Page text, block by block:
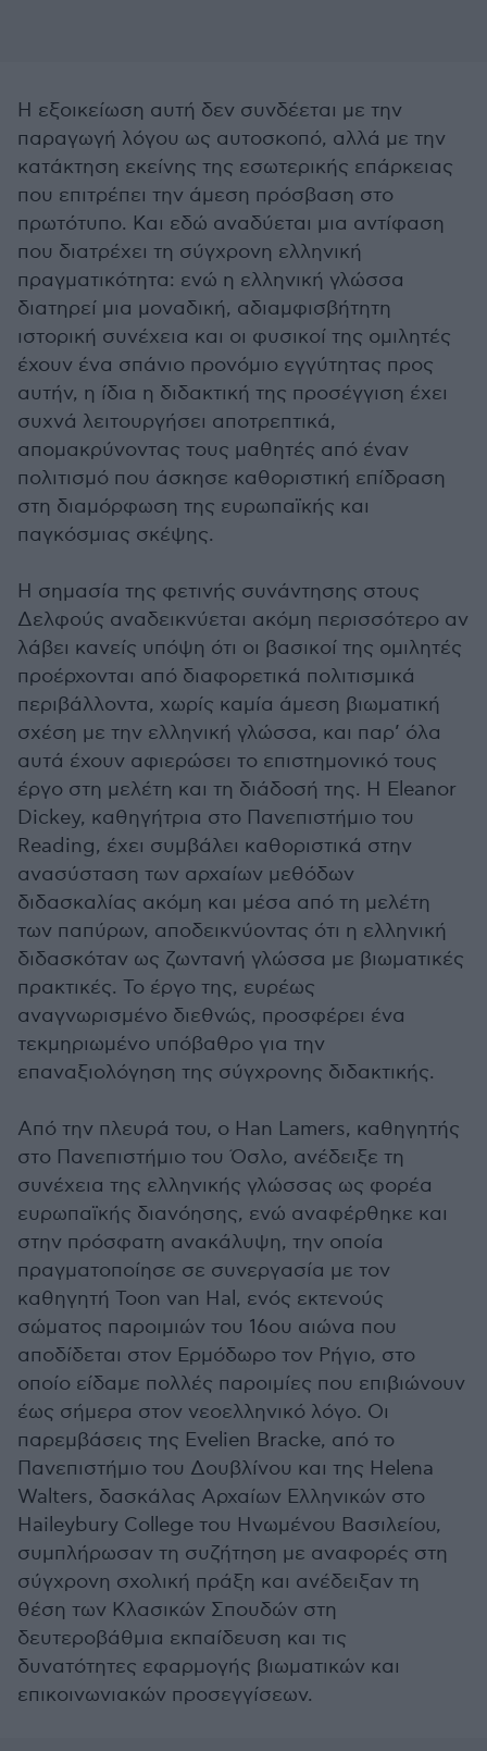
Η εξοικείωση αυτή δεν συνδέεται με την
παραγωγή λόγου ως αυτοσκοπό, αλλά με την
κατάκτηση εκείνης της εσωτερικής επάρκειας
που επιτρέπει την άμεση πρόσβαση στο
πρωτότυπο. Και εδώ αναδύεται μια αντίφαση
που διατρέχει τη σύγχρονη ελληνική
πραγματικότητα: ενώ η ελληνική γλώσσα
διατηρεί μια μοναδική, αδιαμφισβήτητη
ιστορική συνέχεια και οι φυσικοί της ομιλητές
έχουν ένα σπάνιο προνόμιο εγγύτητας προς
αυτήν, η ίδια η διδακτική της προσέγγιση έχει
συχνά λειτουργήσει αποτρεπτικά,
απομακρύνοντας τους μαθητές από έναν
πολιτισμό που άσκησε καθοριστική επίδραση
στη διαμόρφωση της ευρωπαϊκής και
παγκόσμιας σκέψης.
Η σημασία της φετινής συνάντησης στους
Δελφούς αναδεικνύεται ακόμη περισσότερο αν
λάβει κανείς υπόψη ότι οι βασικοί της ομιλητές
προέρχονται από διαφορετικά πολιτισμικά
περιβάλλοντα, χωρίς καμία άμεση βιωματική
σχέση με την ελληνική γλώσσα, και παρ’ όλα
αυτά έχουν αφιερώσει το επιστημονικό τους
έργο στη μελέτη και τη διάδοσή της. Η Eleanor
Dickey, καθηγήτρια στο Πανεπιστήμιο του
Reading, έχει συμβάλει καθοριστικά στην
ανασύσταση των αρχαίων μεθόδων
διδασκαλίας ακόμη και μέσα από τη μελέτη
των παπύρων, αποδεικνύοντας ότι η ελληνική
διδασκόταν ως ζωντανή γλώσσα με βιωματικές
πρακτικές. Το έργο της, ευρέως
αναγνωρισμένο διεθνώς, προσφέρει ένα
τεκμηριωμένο υπόβαθρο για την
επαναξιολόγηση της σύγχρονης διδακτικής.
Από την πλευρά του, ο Han Lamers, καθηγητής
στο Πανεπιστήμιο του Όσλο, ανέδειξε τη
συνέχεια της ελληνικής γλώσσας ως φορέα
ευρωπαϊκής διανόησης, ενώ αναφέρθηκε και
στην πρόσφατη ανακάλυψη, την οποία
πραγματοποίησε σε συνεργασία με τον
καθηγητή Toon van Hal, ενός εκτενούς
σώματος παροιμιών του 16ου αιώνα που
αποδίδεται στον Ερμόδωρο τον Ρήγιο, στο
οποίο είδαμε πολλές παροιμίες που επιβιώνουν
έως σήμερα στον νεοελληνικό λόγο. Οι
παρεμβάσεις της Evelien Bracke, από το
Πανεπιστήμιο του Δουβλίνου και της Helena
Walters, δασκάλας Αρχαίων Ελληνικών στο
Haileybury College του Ηνωμένου Βασιλείου,
συμπλήρωσαν τη συζήτηση με αναφορές στη
σύγχρονη σχολική πράξη και ανέδειξαν τη
θέση των Κλασικών Σπουδών στη
δευτεροβάθμια εκπαίδευση και τις
δυνατότητες εφαρμογής βιωματικών και
επικοινωνιακών προσεγγίσεων.